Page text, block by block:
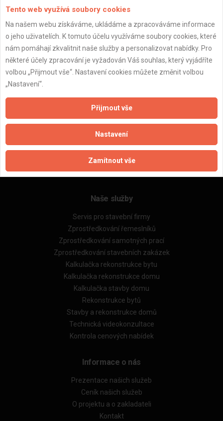
Aktualizováno z portálu ARES dne 05.03.2025 18:18:33
Zpracování a ochrana osobních údajů
Zásady pro používání souborů cookie
Obchodní podmínky (zprostředkování)
Obchodní podmínky (rozpočtování)
Reference
Naše excelové tabulky online
Naše služby
Servis pro stavební firmy
Zprostředkování řemeslníků
Zprostředkování samotných prací
Zprostředkování stavebních zakázek
Kalkulačka rekonstrukce bytu
Kalkulačka rekonstrukce domu
Kalkulačka stavby domu
Rekonstrukce bytů
Stavby a rekonstrukce domů
Technická videokonzultace
Kontrola cenových nabídek
Informace o nás
Prezentace našich služeb
Ceník našich služeb
O projektu a o zakladateli
Kontakt
Tento web využívá soubory cookies
Na našem webu získáváme, ukládáme a zpracováváme informace
o jeho uživatelích. K tomuto účelu využíváme soubory cookies, které
nám pomáhají zkvalitnit naše služby a personalizovat nabídky. Pro
některé účely zpracování je vyžadován Váš souhlas, který vyjádříte
volbou „Přijmout vše“. Nastavení cookies můžete změnit volbou
„Nastavení“.
Přijmout vše
Nastavení
Zamítnout vše